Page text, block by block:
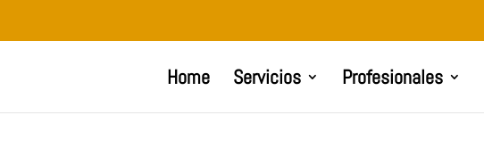
Home Servicios Profesionales